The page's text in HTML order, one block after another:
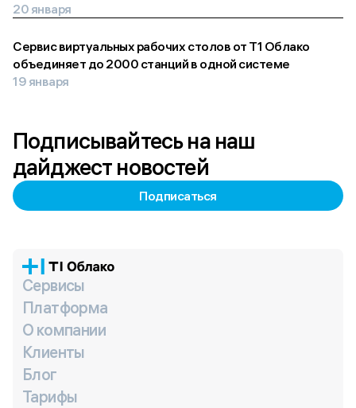
20 января
Сервис виртуальных рабочих столов от Т1 Облако
объединяет до 2000 станций в одной системе
19 января
Подписывайтесь на наш
дайджест новостей
Подписаться
Сервисы
Платформа
О компании
Клиенты
Блог
Тарифы